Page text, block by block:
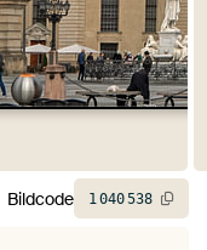
Bildcode 1040538